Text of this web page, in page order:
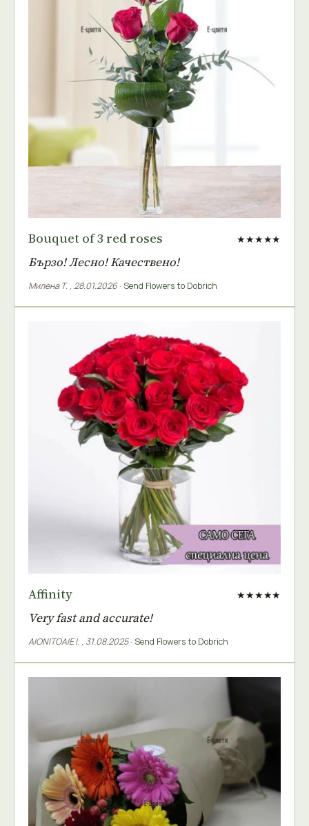
Bouquet of 3 red roses ★★★★★
Бързо! Лесно! Качествено!
Милена Т. , 28.01.2026 · Send Flowers to Dobrich
Affinity ★★★★★
Very fast and accurate!
AIONITOAIE I. , 31.08.2025· Send Flowers to Dobrich